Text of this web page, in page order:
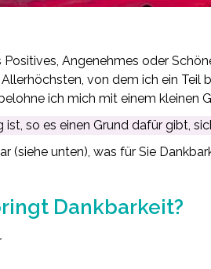
Angenehmes oder
von dem ich ein Teil
ich mich mit einem kleinen
ist, so es einen Grund dafür gibt,
(siehe unten), was für Sie
Dankbarkeit?